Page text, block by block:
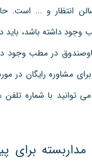
انتظار و ... است.
داشته باشد، باید
در مطب وجود
مشاوره رایگان در
توانید با شماره
برای